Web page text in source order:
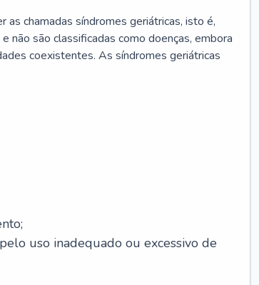
chamadas síndromes geriátricas, isto é,
não são classificadas como doenças, embora
coexistentes. As síndromes geriátricas
uso inadequado ou excessivo de